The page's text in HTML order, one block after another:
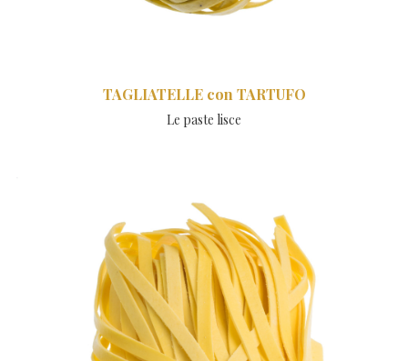
TAGLIATELLE con TARTUFO
Le paste lisce